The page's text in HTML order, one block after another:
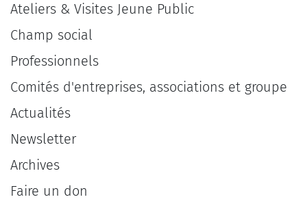
Ateliers & Visites Jeune Public
Champ social
Professionnels
Comités d'entreprises, associations et groupe
Actualités
Newsletter
Archives
Faire un don